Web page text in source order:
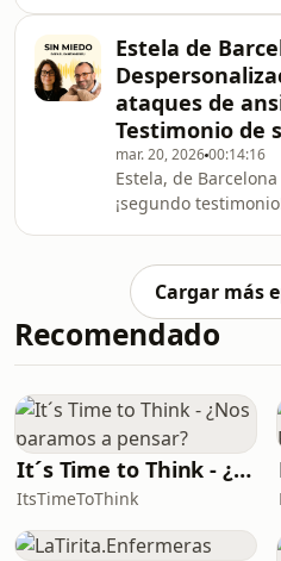
creía imposible
muest
un estado de
le impedían
día.Empezó terapia
una de nuestras
terapeutas del
sido total 💫Hoy Ana
sosegada y fuerte,
bienestar co
Estela de
ataques de
Testimonio de
mar. 20, 202600:14:16
Estela, de
¡segundo
ataques de ansiedad
explicarnos que,
alguna recaída
sistema, se ha
fuerte y feliz
de YouTube
Marga”
Cargar más
Recomendado
It´s Time to Think - ¿Nos paramos a pensar?
ItsTimeToThink